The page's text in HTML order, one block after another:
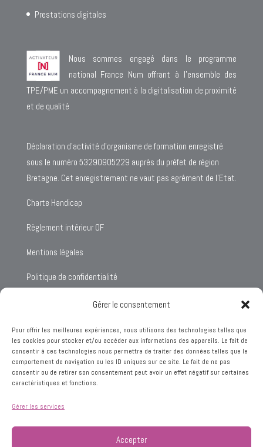
Gérer le consentement
Pour offrir les meilleures expériences, nous utilisons des technologies telles que
les cookies pour stocker et/ou accéder aux informations des appareils. Le fait de
consentir à ces technologies nous permettra de traiter des données telles que le
comportement de navigation ou les ID uniques sur ce site. Le fait de ne pas
consentir ou de retirer son consentement peut avoir un effet négatif sur certaines
caractéristiques et fonctions.
Gérer les services
Accepter
Prestations digitales
Nous sommes engagé dans le programme
national France Num offrant à l’ensemble des
TPE/PME un accompagnement à la digitalisation de proximité
et de qualité
Déclaration d’activité d’organisme de formation enregistré
sous le numéro 53290905229 auprès du préfet de région
Bretagne. Cet enregistrement ne vaut pas agrément de l’Etat.
Charte Handicap
Règlement intérieur OF
Mentions légales
Politique de confidentialité
Les Déferlantes Digitales
15 rue Per Jakez Helias
29940 La Foret Fouesnant
Tel: 06.07.42.66.33
sophie@deferlantes.bzh
contact